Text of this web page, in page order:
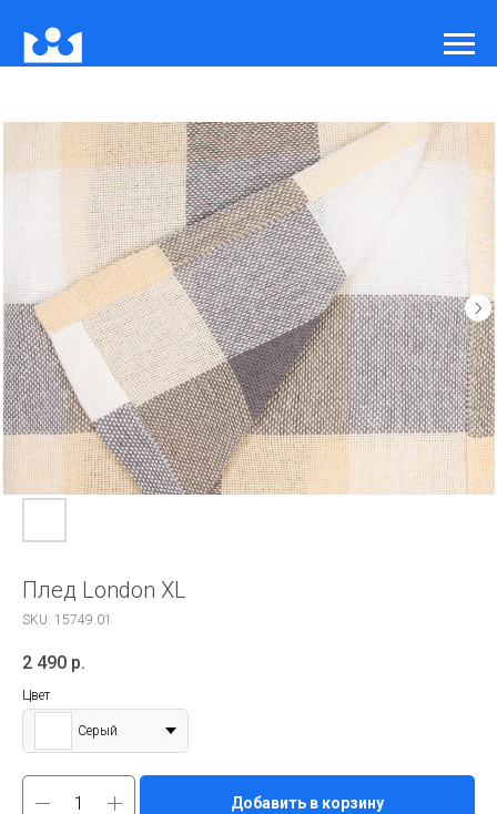
Плед London XL
SKU: 15749.01
2 490 р.
Цвет
Серый
Добавить в корзину